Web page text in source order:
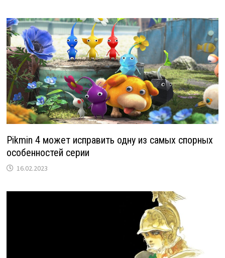
Pikmin 4 может исправить одну из самых спорных
особенностей серии
16.02.2023